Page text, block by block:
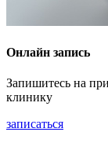
Онлайн запись
Запишитесь на
клинику
записаться